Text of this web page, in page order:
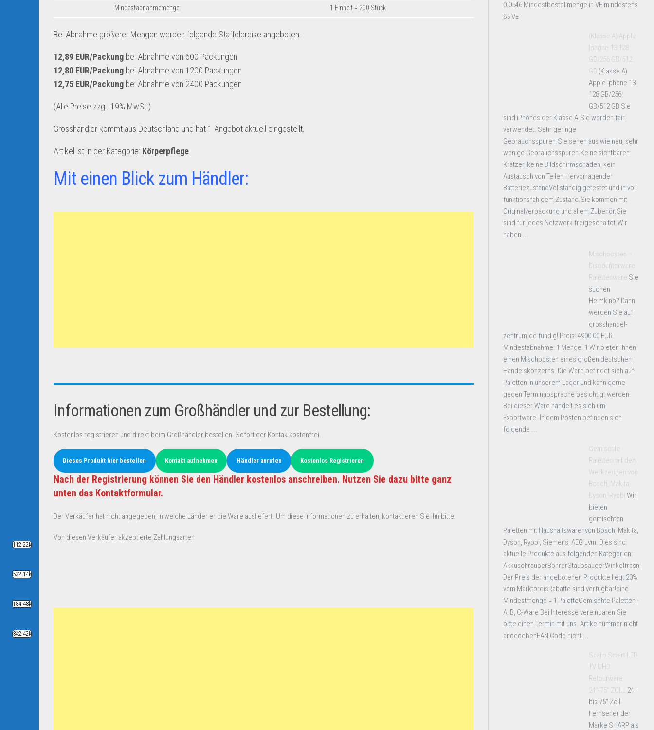
Mindestabnahmemenge: 1 Einheit = 200 Stück
Bei Abnahme größerer Mengen werden folgende Staffelpreise angeboten:
12,89 EUR/Packung bei Abnahme von 600 Packungen
12,80 EUR/Packung bei Abnahme von 1200 Packungen
12,75 EUR/Packung bei Abnahme von 2400 Packungen
(Alle Preise zzgl. 19% MwSt.)
Grosshändler kommt aus Deutschland und hat 1 Angebot aktuell eingestellt.
Artikel ist in der Kategorie: Körperpflege
Mit einen Blick zum Händler:
Informationen zum Großhändler und zur Bestellung:
Kostenlos registrieren und direkt beim Großhändler bestellen. Sofortiger Kontak kostenfrei.
Dieses Produkt hier bestellen Kontakt aufnehmen Händler anrufen Kostenlos Registrieren
Nach der Registrierung können Sie den Händler kostenlos anschreiben. Nutzen Sie dazu bitte ganz
unten das Kontaktformular.
Der Verkäufer hat nicht angegeben, in welche Länder er die Ware ausliefert. Um diese Informationen zu erhalten, kontaktieren Sie ihn bitte.
Von diesen Verkäufer akzeptierte Zahlungsarten
0.0546 Mindestbestellmenge in VE mindestens
65 VE
(Klasse A) Apple
Iphone 13 128
GB/256 GB/512
GB (Klasse A)
Apple Iphone 13
128 GB/256
GB/512 GB Sie
sind iPhones der Klasse A.Sie werden fair
verwendet. Sehr geringe
Gebrauchsspuren.Sie sehen aus wie neu, sehr
wenige Gebrauchsspuren.Keine sichtbaren
Kratzer, keine Bildschirmschäden, kein
Austausch von Teilen.Hervorragender
BatteriezustandVollständig getestet und in voll
funktionsfähigem Zustand.Sie kommen mit
Originalverpackung und allem Zubehör.Sie
sind für jedes Netzwerk freigeschaltet.Wir
haben ...
Mischposten –
Discounterware
Palettenware Sie
suchen
Heimkino? Dann
werden Sie auf
grosshandel-
zentrum.de fündig! Preis: 4900,00 EUR
Mindestabnahme: 1 Menge: 1 Wir bieten Ihnen
einen Mischposten eines großen deutschen
Handelskonzerns. Die Ware befindet sich auf
Paletten in unserem Lager und kann gerne
gegen Terminabsprache besichtigt werden.
Bei dieser Ware handelt es sich um
Exportware. In dem Posten befinden sich
folgende ...
Gemischte
Paletten mit den
Werkzeugen von
Bosch, Makita,
Dyson, Ryobi Wir
bieten
gemischten
Paletten mit Haushaltswarenvon Bosch, Makita,
Dyson, Ryobi, Siemens, AEG uvm. Dies sind
aktuelle Produkte aus folgenden Kategorien:
Der Preis der angebotenen Produkte liegt 20%
vom MarktpreisRabatte sind verfügbar!eine
Mindestmenge = 1 PaletteGemischte Paletten -
A, B, C-Ware Bei Interesse vereinbaren Sie
bitte einen Termin mit uns. Artikelnummer nicht
angegebenEAN Code nicht ...
Sharp Smart LED
TV UHD
Retourware
24“-75“ ZOLL 24"
bis 75" Zoll
Fernseher der
Marke SHARP als
112.22k
522.14k
184.48k
342.42k